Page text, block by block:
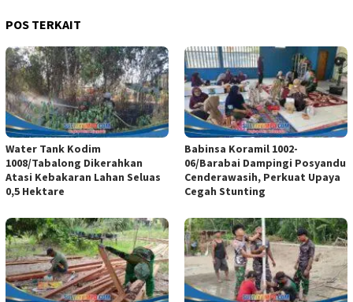
POS TERKAIT
Water Tank Kodim
1008/Tabalong Dikerahkan
Atasi Kebakaran Lahan Seluas
0,5 Hektare
Babinsa Koramil 1002-
06/Barabai Dampingi Posyandu
Cenderawasih, Perkuat Upaya
Cegah Stunting